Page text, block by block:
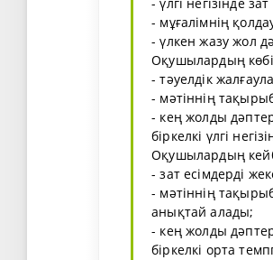
- мұғалімнің
- үлкен жазу жол
Оқушылардың
- тәуелдік
- мәтіннің
- кең жолды
біркелкі үлгі
Оқушылардың
- зат есімдерді
- мәтіннің
анықтай алады;
- кең жолды
біркелкі орта